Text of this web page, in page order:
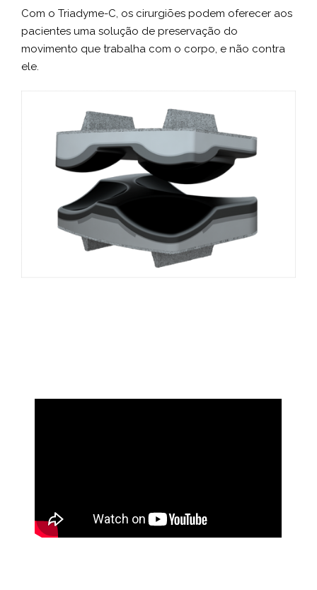
Com o Triadyme-C, os cirurgiões podem oferecer aos
pacientes uma solução de preservação do
movimento que trabalha com o corpo, e não contra
ele.